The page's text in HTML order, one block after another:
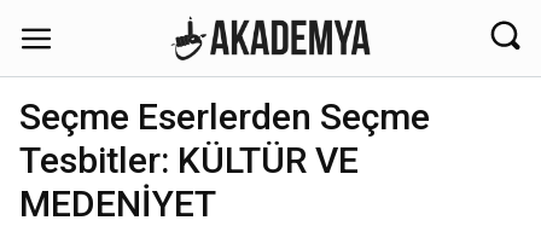
Seçme Eserlerden Seçme
Tesbitler: KÜLTÜR VE
MEDENİYET